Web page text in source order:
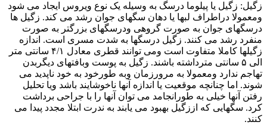
زگیل: زگیل یا پیلوما درسگ به وسیله یک نوع ویروس ایجاد می شود
ومعمولا دراطراف لبها یا دهان سگهای جوان رشد می کند. زگیل ها
درسگهای جوان به صورت گروهی ودرسگهای بزرگتر به صورت
منفرد رشد می کنند. زگیل درسگها به شدت مسری است. اندازه
زگیلها کاملا متفاوت است ومی توانند قطری معادل ۴/۱ سانتی متر
الی ۵ سانتی مترداشته باشند. زگیل به پوست وبافتهای دیگربدن
تهاجم ندارد ومعمولا به مرورزمان وبه طورخود به خود ناپدید می
شوند. اما چنانچه موقعیت یا اندازه آنها ناخوشایند باشد ویا تحلیل
رفتن آنها خیلی به طورانجامد می توان آنها را با جراحی برداشت
کرد. سگهایی که اززگیل بهبود می یابند به ندرت ابتلا مجدد پیدا می
کنند.